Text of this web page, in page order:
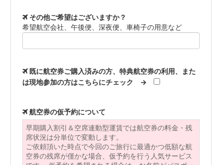
その他ご希望はございますか？
希望航空会社、午後便、深夜便、車椅子の用意など
既に航空券ご購入済みの方、特典航空券の利用、また
は現地参加の方はこちらにチェック →
航空券の仮予約について
早期購入割引＆空席連動型運賃では航空券の料金・残
席状況は分単位で変動します。
ご依頼頂いた時点で今回のご旅行に最適かつ低額な航
空券の残席が僅かな場合、仮予約を行う人気サービス